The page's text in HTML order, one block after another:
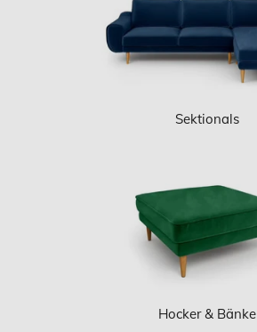
Sektionals
Hocker & Bänke